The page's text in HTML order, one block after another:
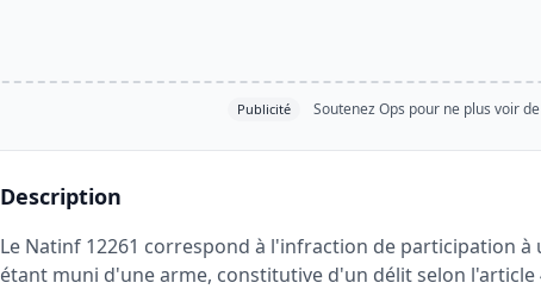
Publicité Soutenez Ops pour ne plus voir
Description
Le Natinf 12261 correspond à l'infraction de participation
étant muni d'une arme, constitutive d'un délit selon l'article